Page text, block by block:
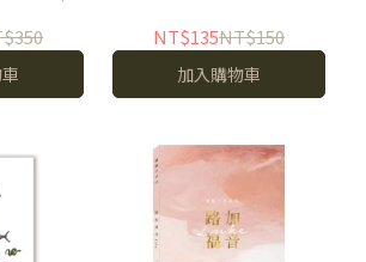
NT$135NT$150
加入購物車